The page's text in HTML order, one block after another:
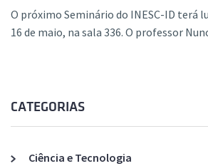
O próximo Seminário do INESC-ID terá
16 de maio, na sala 336. O professor
CATEGORIAS
Ciência e Tecnologia